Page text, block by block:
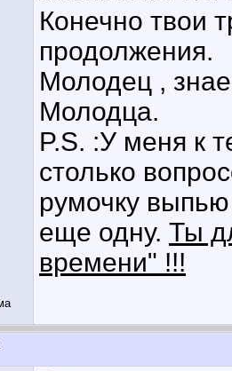
Конечно твои
продолжения.
Молодец ,
Молодца.
P.S. :У меня к
столько
румочку
еще одну. Ты
времени" !!!